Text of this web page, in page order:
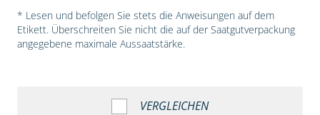
* Lesen und befolgen Sie stets die Anweisungen auf dem
Etikett. Überschreiten Sie nicht die auf der Saatgutverpackung
angegebene maximale Aussaatstärke.
VERGLEICHEN